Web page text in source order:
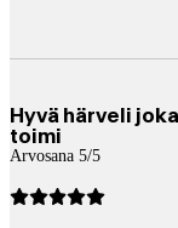
Hyvä härveli
toimi
Arvosana 5/5